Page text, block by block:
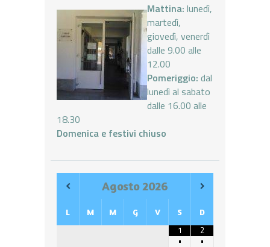
Mattina: lunedì,
martedì,
giovedì, venerdì
dalle 9.00 alle
12.00
Pomeriggio: dal
lunedì al sabato
dalle 16.00 alle
18.30
Domenica e festivi chiuso
Agosto 2026
L M M G V S D
1
•
2
•